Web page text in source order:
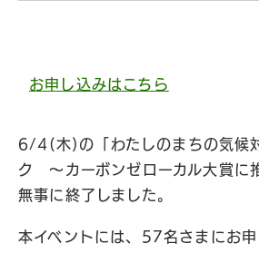
お申し込みはこちら
6/4(木)の「わたしのまちの気候
ク 〜カーボンゼローカル大賞に
無事に終了しました。
本イベントには、57名さまにお申